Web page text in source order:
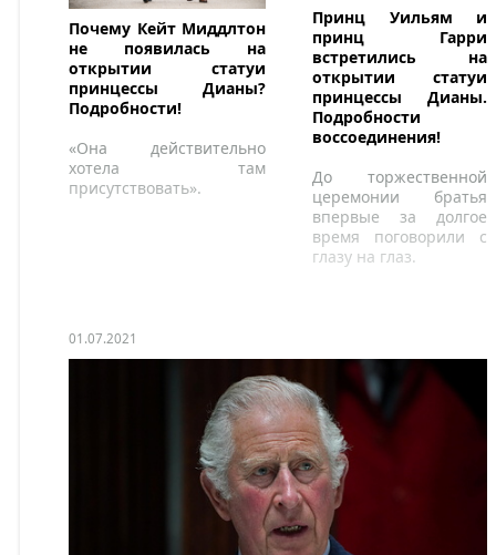
Почему Кейт Миддлтон
не появилась на
открытии статуи
принцессы Дианы?
Подробности!
«Она действительно
хотела там
присутствовать».
Принц Уильям и
принц Гарри
встретились на
открытии статуи
принцессы Дианы.
Подробности
воссоединения!
До торжественной
церемонии братья
впервые за долгое
время поговорили с
глазу на глаз.
01.07.2021